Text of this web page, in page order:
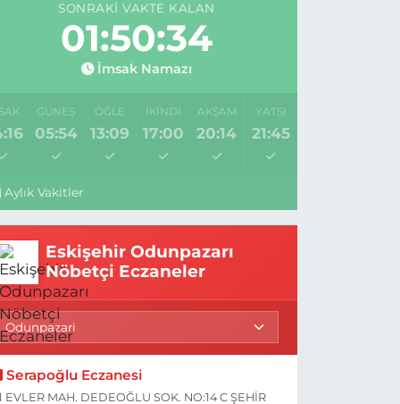
SONRAKI VAKTE KALAN
01:50:33
İmsak Namazı
GÜNEŞ
05:54
ÖĞLE
13:09
İKINDI
17:00
AKŞAM
20:14
YATSI
21:45
Aylık Vakitler
Eskişehir Odunpazarı
Nöbetçi Eczaneler
Serapoğlu Eczanesi
EVLER MAH. DEDEOĞLU SOK. NO:14 C ŞEHİR